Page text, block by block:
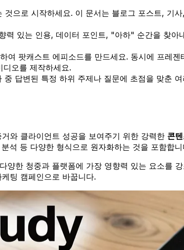
것으로 시작하세요. 이 문서는 블로그 포스트, 기
력 있는 인용, 데이터 포인트, "아하" 순간을 찾
여 팟캐스트 에피소드를 만드세요. 동시에 프레
오를 제작하세요.
중 답변된 특정 하위 주제나 질문에 초점을 맞춘
와 클라이언트 성공을 보여주기 위한 강력한 콘
석 등 다양한 형식으로 원자화하는 것을 포함합니
양한 청중과 플랫폼에 가장 영향력 있는 요소를
팅 캠페인으로 바꿉니다.